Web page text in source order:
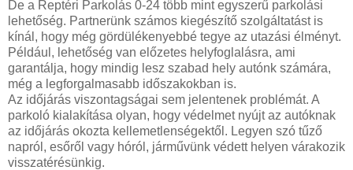
De a Reptéri Parkolás 0-24 több mint egyszerű parkolási
lehetőség. Partnerünk számos kiegészítő szolgáltatást is
kínál, hogy még gördülékenyebbé tegye az utazási élményt.
Például, lehetőség van előzetes helyfoglalásra, ami
garantálja, hogy mindig lesz szabad hely autónk számára,
még a legforgalmasabb időszakokban is.
Az időjárás viszontagságai sem jelentenek problémát. A
parkoló kialakítása olyan, hogy védelmet nyújt az autóknak
az időjárás okozta kellemetlenségektől. Legyen szó tűző
napról, esőről vagy hóról, járművünk védett helyen várakozik
visszatérésünkig.